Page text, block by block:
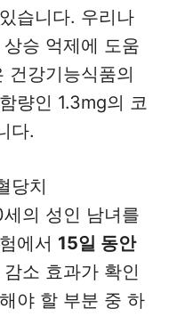
습니다. 우리나
승 억제에 도움
건강기능식품의
량인 1.3mg의 코
다.
당치
의 성인 남녀를
에서 15일 동안
소 효과가 확인
야 할 부분 중 하